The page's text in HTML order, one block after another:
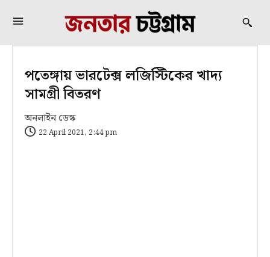
পতেঙ্গায় ভারটেক্স লজিস্টিকের খাদ্য
সামগ্রী বিতরণ
অনলাইন ডেস্ক
22 April 2021, 2:44 pm